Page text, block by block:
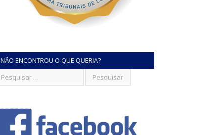
NÃO ENCONTROU O QUE QUERIA?